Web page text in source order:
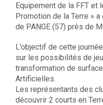
Equipement de la FFT et
Promotion de la Terre »
de PANGE (57) près de
L’objectif de cette
sur les possibilités de
transformation de
Artificielles.
Les représentants des
découvrir 2 courts en